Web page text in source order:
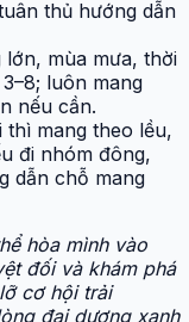
thủ hướng dẫn
lớn, mùa mưa, thời
luôn mang
nếu cần.
thì mang theo lều,
đi nhóm đông,
dẫn chỗ mang
hòa mình vào
đối và khám phá
cơ hội trải
đại dương xanh